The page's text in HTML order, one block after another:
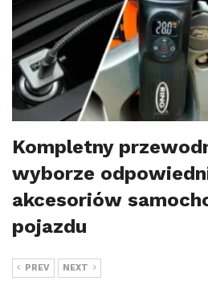
Kompletny
wyborze
akcesoriów
pojazdu
PREV NEXT